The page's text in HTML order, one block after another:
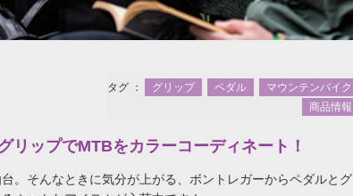
タグ ： グリップ ペダル
マウンテンバイク
商品情報
ップでMTBをカラーコーディネート！
。そんなときに気分が上がる、ボントレガーからペダルとグ